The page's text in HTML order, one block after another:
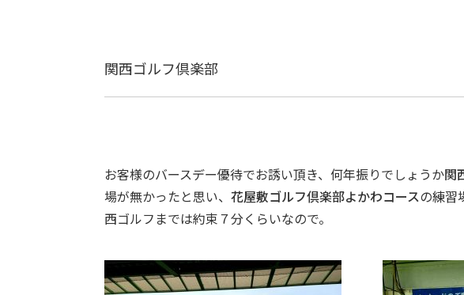
関西ゴルフ倶楽部
お客様のバースデー優待でお誘い頂き、何年振りでしょうか関
場が無かったと思い、 花屋敷ゴルフ倶楽部よかわコースの練習
西ゴルフまでは約束７分くらいなので。